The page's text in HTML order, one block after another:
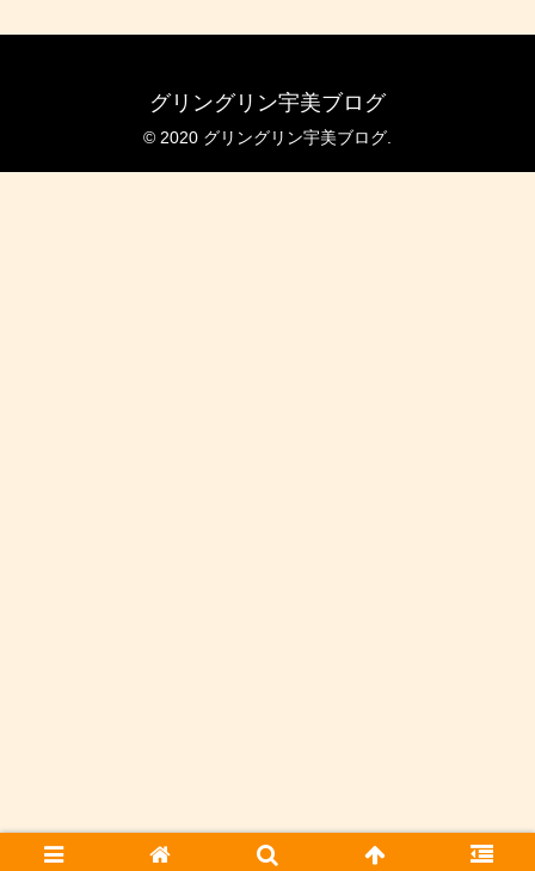
グリングリン宇美ブログ
© 2020 グリングリン宇美ブログ.